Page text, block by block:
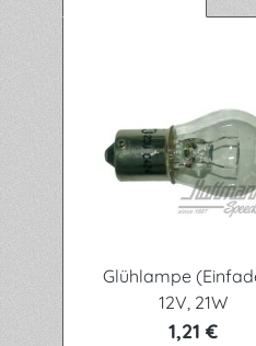
Glühlampe
12V, 21W
1,21 €